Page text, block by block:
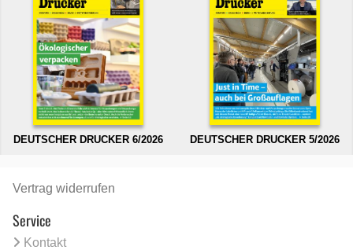
DEUTSCHER DRUCKER 6/2026 DEUTSCHER DRUCKER 5/2026
Vertrag widerrufen
Service
Kontakt